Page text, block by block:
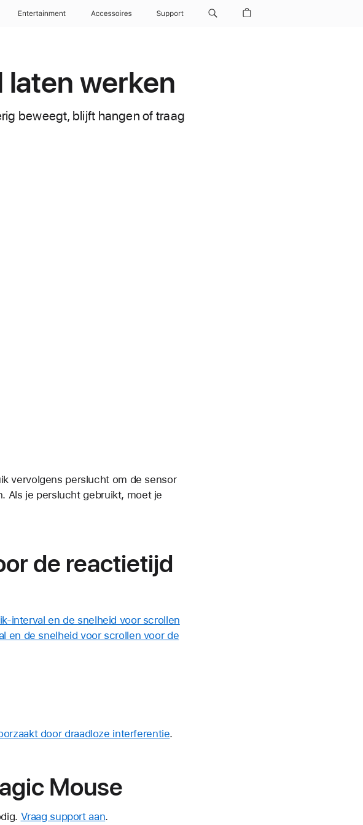
Entertainment Accessoires Support
laten werken
beweegt, blijft hangen of traag
vervolgens perslucht om de sensor
Als je perslucht gebruikt, moet je
de reactietijd
interval en de snelheid voor scrollen
en de snelheid voor scrollen voor de
door draadloze interferentie.
Mouse
Vraag support aan.